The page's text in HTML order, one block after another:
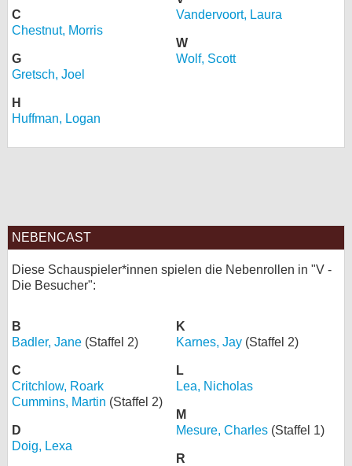
C
Chestnut, Morris
G
Gretsch, Joel
H
Huffman, Logan
Vandervoort, Laura
W
Wolf, Scott
NEBENCAST
Diese Schauspieler*innen spielen die Nebenrollen in "V -
Die Besucher":
B
Badler, Jane (Staffel 2)
C
Critchlow, Roark
Cummins, Martin (Staffel 2)
D
Doig, Lexa
K
Karnes, Jay (Staffel 2)
L
Lea, Nicholas
M
Mesure, Charles (Staffel 1)
R
Datenschutz